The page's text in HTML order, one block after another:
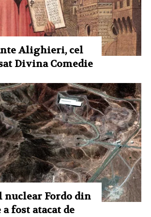
Alighieri, cel
Divina Comedie
nuclear Fordo din
a fost atacat de